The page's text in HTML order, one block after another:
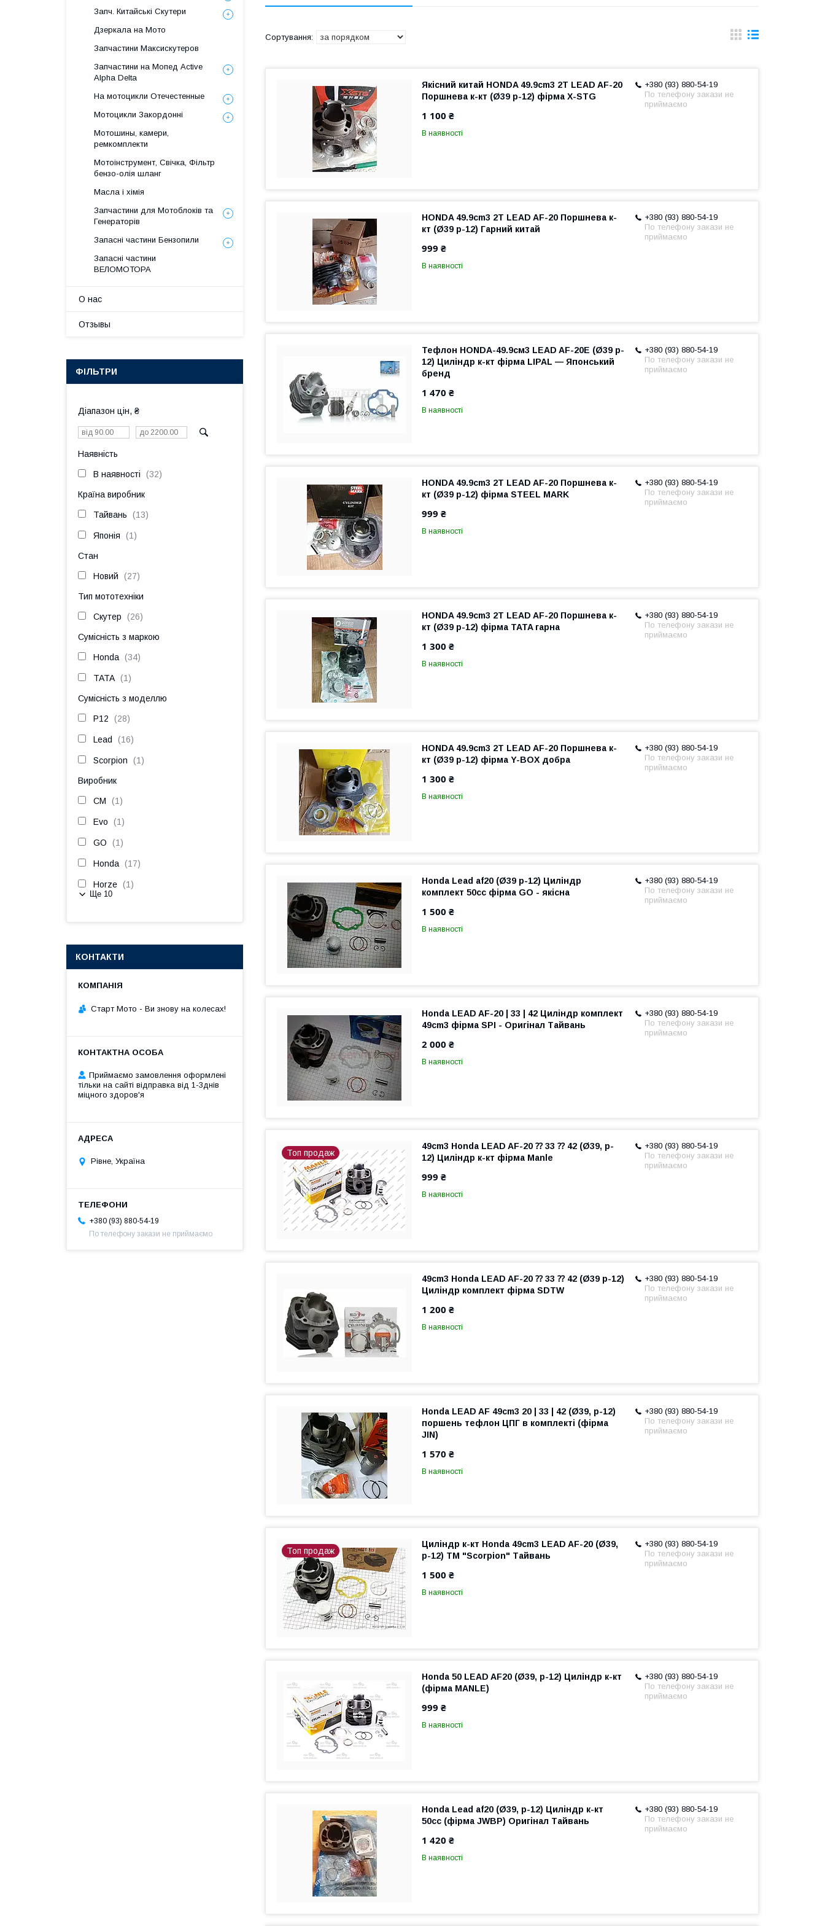
+380 (93) 880-54-19
По телефону закази не
приймаємо
Якісний китай HONDA 49.9cm3 2T LEAD AF-20
Поршнева к-кт (Ø39 p-12) фірма X-STG
1 100 ₴
В наявності
+380 (93) 880-54-19
По телефону закази не
приймаємо
HONDA 49.9cm3 2T LEAD AF-20 Поршнева к-
кт (Ø39 p-12) Гарний китай
999 ₴
В наявності
+380 (93) 880-54-19
По телефону закази не
приймаємо
Тефлон HONDA-49.9см3 LEAD AF-20E (Ø39 p-
12) Циліндр к-кт фірма LIPAL — Японський
бренд
1 470 ₴
В наявності
+380 (93) 880-54-19
По телефону закази не
приймаємо
HONDA 49.9cm3 2T LEAD AF-20 Поршнева к-
кт (Ø39 p-12) фірма STEEL MARK
999 ₴
В наявності
+380 (93) 880-54-19
По телефону закази не
приймаємо
HONDA 49.9cm3 2T LEAD AF-20 Поршнева к-
кт (Ø39 p-12) фірма TATA гарна
1 300 ₴
В наявності
+380 (93) 880-54-19
По телефону закази не
приймаємо
HONDA 49.9cm3 2T LEAD AF-20 Поршнева к-
кт (Ø39 p-12) фірма Y-BOX добра
1 300 ₴
В наявності
+380 (93) 880-54-19
По телефону закази не
приймаємо
Honda Lead af20 (Ø39 p-12) Циліндр
комплект 50сс фірма GO - якісна
1 500 ₴
В наявності
+380 (93) 880-54-19
По телефону закази не
приймаємо
Honda LEAD AF-20 | 33 | 42 Циліндр комплект
49cm3 фірма SPI - Оригінал Тайвань
2 000 ₴
В наявності
Топ продаж
+380 (93) 880-54-19
По телефону закази не
приймаємо
49cm3 Honda LEAD AF-20 ⁇ 33 ⁇ 42 (Ø39, p-
12) Циліндр к-кт фірма Manle
999 ₴
В наявності
+380 (93) 880-54-19
По телефону закази не
приймаємо
49cm3 Honda LEAD AF-20 ⁇ 33 ⁇ 42 (Ø39 p-12)
Циліндр комплект фірма SDTW
1 200 ₴
В наявності
+380 (93) 880-54-19
По телефону закази не
приймаємо
Honda LEAD AF 49cm3 20 | 33 | 42 (Ø39, p-12)
поршень тефлон ЦПГ в комплекті (фірма
JIN)
1 570 ₴
В наявності
Топ продаж
+380 (93) 880-54-19
По телефону закази не
приймаємо
Циліндр к-кт Honda 49cm3 LEAD AF-20 (Ø39,
p-12) ТМ "Scorpion" Тайвань
1 500 ₴
В наявності
+380 (93) 880-54-19
По телефону закази не
приймаємо
Honda 50 LEAD AF20 (Ø39, p-12) Циліндр к-кт
(фірма MANLE)
999 ₴
В наявності
+380 (93) 880-54-19
По телефону закази не
приймаємо
Honda Lead af20 (Ø39, p-12) Циліндр к-кт
50сс (фірма JWBP) Оригінал Тайвань
1 420 ₴
В наявності
Запч. Китайські Скутери
Дзеркала на Мото
Запчастини Максискутеров
Запчастини на Мопед Active
Alpha Delta
На мотоцикли Отечестенные
Мотоцикли Закордонні
Мотошины, камери,
ремкомплекти
Мотоінструмент, Свічка, Фільтр
бензо-олія шланг
Масла і хімія
Запчастини для Мотоблоків та
Генераторів
Запасні частини Бензопили
Запасні частини
ВЕЛОМОТОРА
О нас
Отзывы
ФІЛЬТРИ
Діапазон цін, ₴
Наявність
В наявності 32
Країна виробник
Тайвань 13
Японія 1
Стан
Новий 27
Тип мототехніки
Скутер 26
Сумісність з маркою
Honda 34
TATA 1
Сумісність з моделлю
P12 28
Lead 16
Scorpion 1
Виробник
CM 1
Evo 1
GO 1
Honda 17
Horze 1
Ще 10
КОНТАКТИ
Старт Мото - Ви знову на колесах!
Приймаємо замовлення оформлені
тільки на сайті відправка від 1-3днів
міцного здоров'я
Рівне, Україна
+380 (93) 880-54-19
По телефону закази не приймаємо